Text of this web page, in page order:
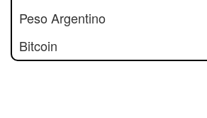
Peso Argentino
Bitcoin